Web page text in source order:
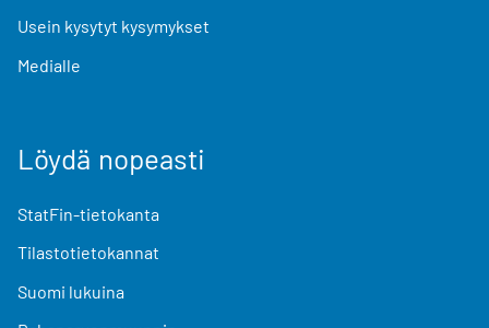
Usein kysytyt kysymykset
Medialle
Löydä nopeasti
StatFin-tietokanta
Tilastotietokannat
Suomi lukuina